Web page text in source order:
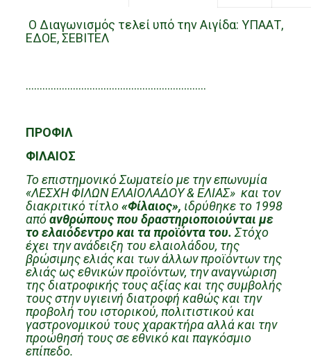
Ο Διαγωνισμός τελεί υπό την Aιγίδα: ΥΠΑΑΤ,
ΕΔΟΕ, ΣΕΒΙΤΕΛ
………………………………………………………..
ΠΡΟΦΙΛ
ΦΙΛΑΙΟΣ
Το επιστημονικό Σωματείο με την επωνυμία
«ΛΕΣΧΗ ΦΙΛΩΝ ΕΛΑΙΟΛΑΔΟΥ & ΕΛΙΑΣ» και τον
διακριτικό τίτλο«Φίλαιος», ιδρύθηκε το 1998
απόανθρώπους που δραστηριοποιούνται με
το ελαιόδεντρο και τα προϊόντα του. Στόχο
έχει την ανάδειξη του ελαιολάδου, της
βρώσιμης ελιάς και των άλλων προϊόντων της
ελιάς ως εθνικών προϊόντων, την αναγνώριση
της διατροφικής τους αξίας και της συμβολής
τους στην υγιεινή διατροφή καθώς και την
προβολή του ιστορικού, πολιτιστικού και
γαστρονομικού τους χαρακτήρα αλλά και την
προώθησή τους σε εθνικό και παγκόσμιο
επίπεδο.